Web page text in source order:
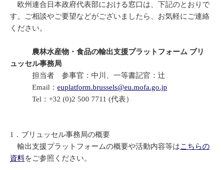
欧州連合日本政府代表部における窓口は、下記のとおりで
す。ご相談やご要望などがございましたら、お気軽にご連絡
ください。
農林水産物・食品の輸出支援プラットフォーム ブリ
ュッセル事務局
担当者 参事官：中川、一等書記官：辻
Email： euplatform.brussels@eu.mofa.go.jp
Tel：+32 (0)2 500 7711 (代表）
1．ブリュッセル事務局の概要
輸出支援プラットフォームの概要や活動内容等はこちらの
資料をご参照ください。